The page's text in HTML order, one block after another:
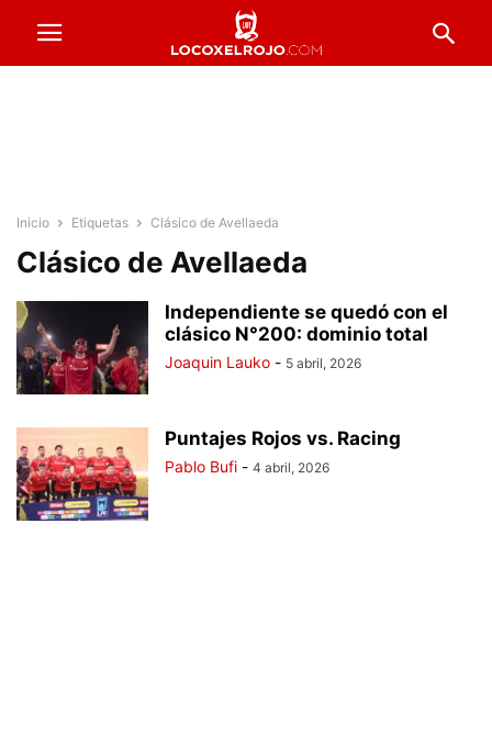
Inicio Etiquetas Clásico de Avellaeda
Clásico de Avellaeda
Independiente se quedó con el
clásico N°200: dominio total
Joaquin Lauko - 5 abril, 2026
Puntajes Rojos vs. Racing
Pablo Bufi - 4 abril, 2026